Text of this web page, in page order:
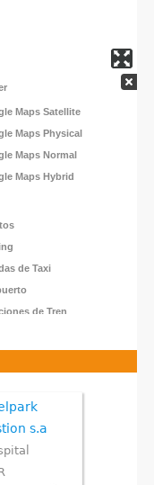
Maps Satellite
Maps Physical
Maps Normal
Maps Hybrid
de Taxi
de Tren
Urbano
s.a